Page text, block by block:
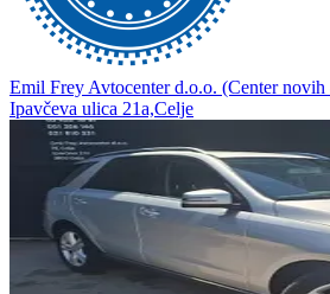
Emil Frey Avtocenter d.o.o. (Center
Ipavčeva ulica 21a,Celje